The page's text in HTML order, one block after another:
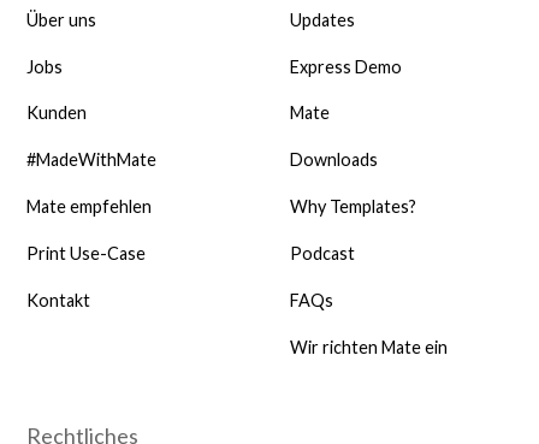
Über uns
Jobs
Kunden
#MadeWithMate
Mate empfehlen
Print Use-Case
Kontakt
Updates
Express Demo
Mate
Downloads
Why Templates?
Podcast
FAQs
Wir richten Mate ein
Rechtliches